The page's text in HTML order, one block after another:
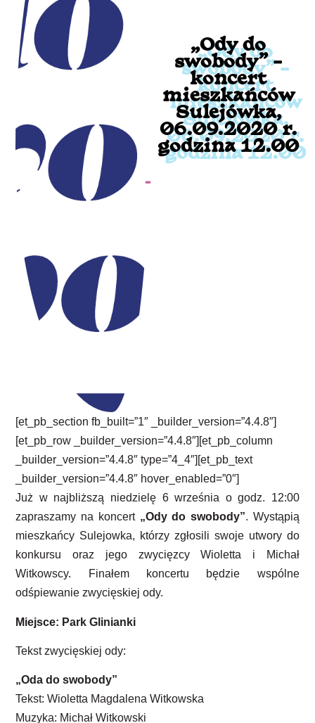
„Ody do
swobody” –
koncert
mieszkańców
Sulejówka,
06.09.2020 r.
godzina 12.00
[et_pb_section fb_built=”1″ _builder_version=”4.4.8″]
[et_pb_row _builder_version=”4.4.8″][et_pb_column
_builder_version=”4.4.8″ type=”4_4″][et_pb_text
_builder_version=”4.4.8″ hover_enabled=”0″]
Już w najbliższą niedzielę 6 września o godz. 12:00
zapraszamy na koncert „Ody do swobody”. Wystąpią
mieszkańcy Sulejowka, którzy zgłosili swoje utwory do
konkursu oraz jego zwycięzcy Wioletta i Michał
Witkowscy. Finałem koncertu będzie wspólne
odśpiewanie zwycięskiej ody.
Miejsce: Park Glinianki
Tekst zwycięskiej ody:
„Oda do swobody”
Tekst: Wioletta Magdalena Witkowska
Muzyka: Michał Witkowski